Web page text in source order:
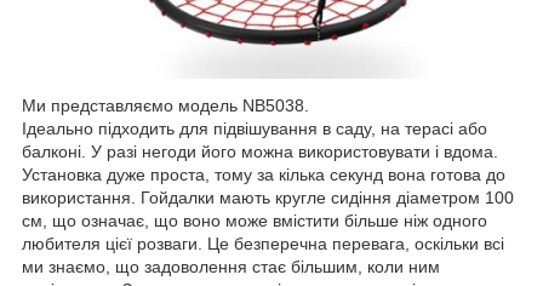
Ми представляємо модель NB5038.
Ідеально підходить для підвішування в саду, на терасі або
балконі. У разі негоди його можна використовувати і вдома.
Установка дуже проста, тому за кілька секунд вона готова до
використання. Гойдалки мають кругле сидіння діаметром 100
см, що означає, що воно може вмістити більше ніж одного
любителя цієї розваги. Це безперечна перевага, оскільки всі
ми знаємо, що задоволення стає більшим, коли ним